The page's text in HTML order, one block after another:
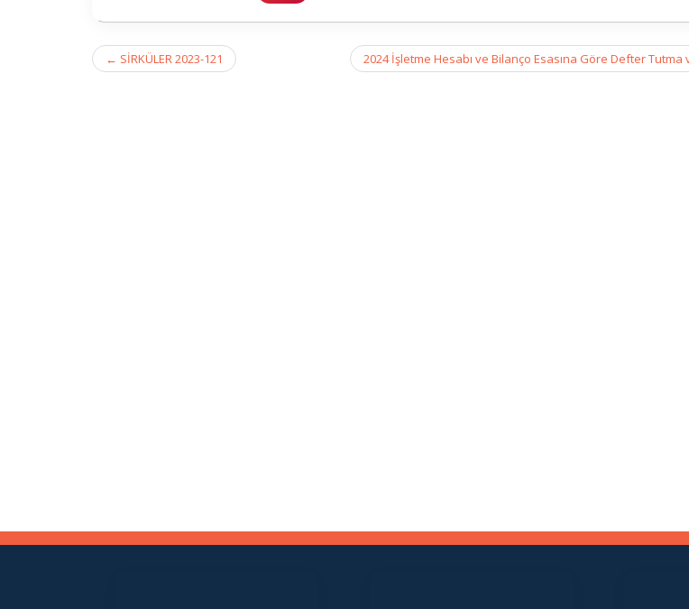
Post
navigation
← SİRKÜLER 2023-121 2024 İşletme Hesabı ve Bilanço Esasına Göre Defter Tutma